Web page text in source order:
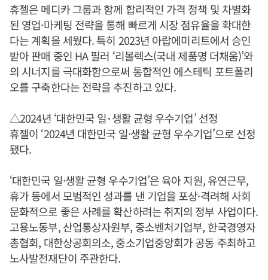
휴젤은 메디카 그룹과 함께 합리적인 가격 정책 및 차별화
된 영업·마케팅 전략을 통해 빠르게 시장 점유율을 확대한
다는 계획을 세웠다. 특히 2023년 아랍에미리트에서 승인
받아 판매 중인 HA 필러 ‘리볼렉스(국내 제품명 더채움)’와
의 시너지를 극대화함으로써 통합적인 에스테틱 포트폴리
오를 구축한다는 전략을 추진하고 있다.
△2024년 ‘대한민국 일･생활 균형 우수기업’ 선정
휴젤이 ‘2024년 대한민국 일·생활 균형 우수기업’으로 선정
됐다.
‘대한민국 일·생활 균형 우수기업’은 육아 지원, 유연근무,
휴가 등에서 모범적인 성과를 낸 기업을 포상·격려해 사회
문화적으로 좋은 사례를 확산하려는 취지의 정부 사업이다.
고용노동부, 산업통상자원부, 중소벤처기업부, 한국경영자
총협회, 대한상공회의소, 중소기업중앙회가 공동 주최하고
노사발전재단이 주관한다.